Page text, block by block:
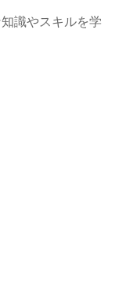
識やスキルを学